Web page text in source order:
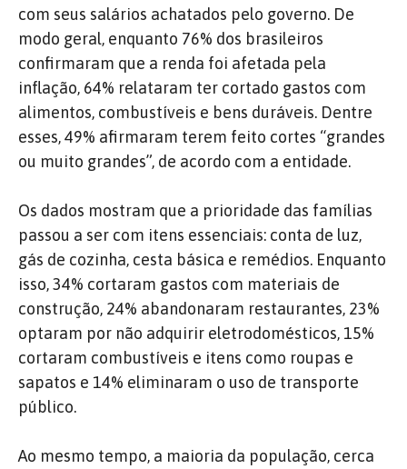
com seus salários achatados pelo governo. De
modo geral, enquanto 76% dos brasileiros
confirmaram que a renda foi afetada pela
inflação, 64% relataram ter cortado gastos com
alimentos, combustíveis e bens duráveis. Dentre
esses, 49% afirmaram terem feito cortes “grandes
ou muito grandes”, de acordo com a entidade.
Os dados mostram que a prioridade das famílias
passou a ser com itens essenciais: conta de luz,
gás de cozinha, cesta básica e remédios. Enquanto
isso, 34% cortaram gastos com materiais de
construção, 24% abandonaram restaurantes, 23%
optaram por não adquirir eletrodomésticos, 15%
cortaram combustíveis e itens como roupas e
sapatos e 14% eliminaram o uso de transporte
público.
Ao mesmo tempo, a maioria da população, cerca